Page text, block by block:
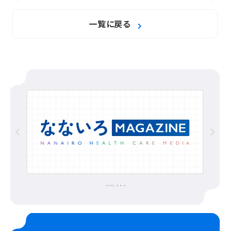
一覧に戻る